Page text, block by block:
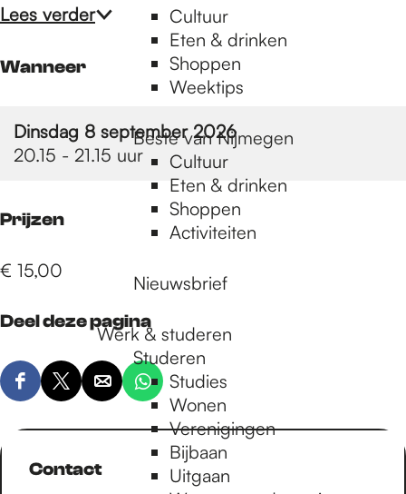
Cultuur
Eten & drinken
Shoppen
Weektips
Beste van Nijmegen
Cultuur
Eten & drinken
Shoppen
Activiteiten
Nieuwsbrief
Werk & studeren
Studeren
Studies
Wonen
Verenigingen
Bijbaan
Uitgaan
Lees verder
Wanneer
Dinsdag 8 september 2026
20.15 - 21.15 uur
Prijzen
€ 15,00
Deel deze pagina
D
e
D
e
l
D
e
l
D
e
d
Contact